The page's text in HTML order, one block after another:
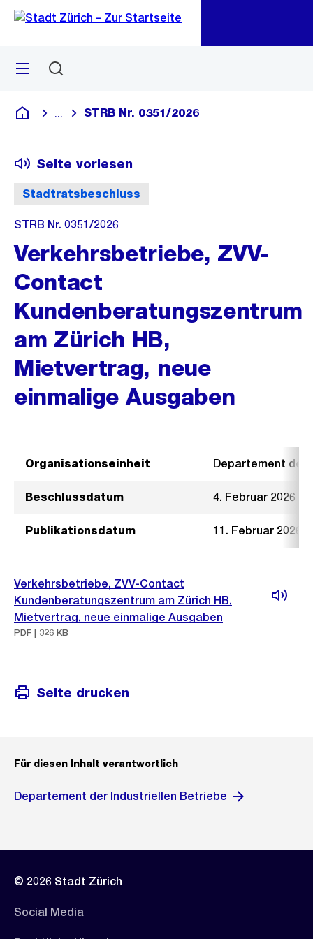
Navigation
Sprunglink
Menü
Deutsch
Blende alle Breadcrumbs ein
STRB Nr. 0351/2026
Stadtratsbeschluss
Seite vorlesen
STRB Nr. 0351/2026
Verkehrsbetriebe, ZVV-
Contact
Kundenberatungszentrum
am Zürich HB,
Mietvertrag, neue
einmalige Ausgaben
Organisationseinheit Departement der
Beschlussdatum 4. Februar 2026
Publikationsdatum 11. Februar 2026
Verkehrsbetriebe, ZVV-Contact
Kundenberatungszentrum am Zürich HB,
Mietvertrag, neue einmalige Ausgaben
PDF | 326 KB
Seite drucken
Für diesen Inhalt verantwortlich
Departement der Industriellen Betriebe
© 2026 Stadt Zürich
Social Media